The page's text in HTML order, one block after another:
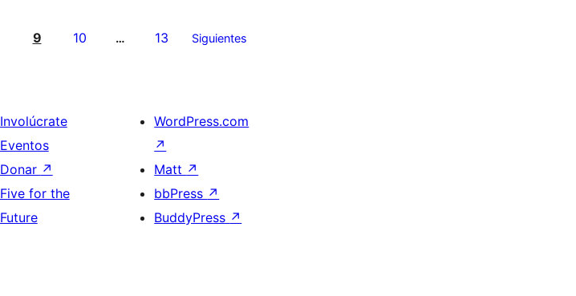
9 10 … 13 Siguientes
Involúcrate
Eventos
Donar ↗
Five for the
Future
WordPress.com
↗
Matt ↗
bbPress ↗
BuddyPress ↗